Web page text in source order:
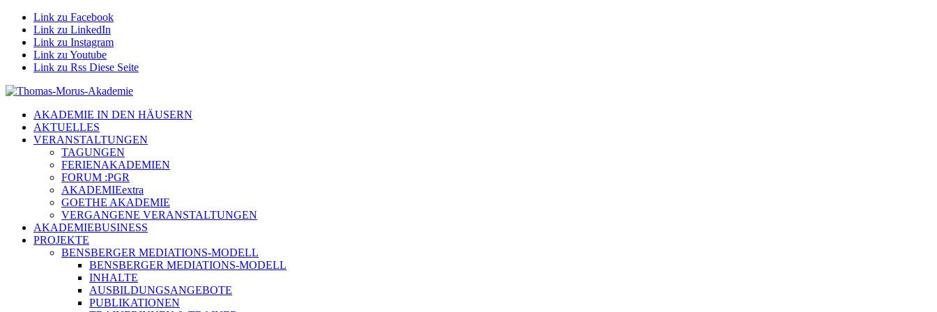
Link zu Facebook
Link zu LinkedIn
Link zu Instagram
Link zu Youtube
Link zu Rss Diese Seite
AKADEMIE IN DEN HÄUSERN
AKTUELLES
VERANSTALTUNGEN
TAGUNGEN
FERIENAKADEMIEN
FORUM :PGR
AKADEMIEextra
GOETHE AKADEMIE
VERGANGENE VERANSTALTUNGEN
AKADEMIEBUSINESS
PROJEKTE
BENSBERGER MEDIATIONS-MODELL
BENSBERGER MEDIATIONS-MODELL
INHALTE
AUSBILDUNGSANGEBOTE
PUBLIKATIONEN